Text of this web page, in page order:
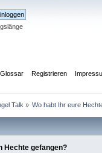
Glossar Registrieren
Talk » Wo habt Ihr eure
Hechte gefangen?